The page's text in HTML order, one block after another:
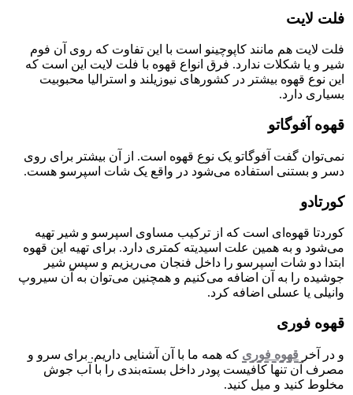
فلت لایت
فلت لایت هم مانند کاپوچینو است با این تفاوت که روی آن فوم
شیر و یا شکلات ندارد. فرق انواع قهوه با فلت لایت این است که
این نوع قهوه بیشتر در کشورهای نیوزیلند و استرالیا محبوبیت
بسیاری دارد.
قهوه آفوگاتو
نمی‌توان گفت آفوگاتو یک نوع قهوه است. از آن بیشتر برای روی
دسر و بستنی استفاده می‌شود در واقع یک شات اسپرسو هست.
کورتادو
کوردتا قهوه‌ای است که از ترکیب مساوی اسپرسو و شیر تهیه
می‌شود و به همین علت اسیدیته کمتری دارد. برای تهیه این قهوه
ابتدا دو شات اسپرسو را داخل فنجان می‌ریزیم و سپس شیر
جوشیده را به آن اضافه می‌کنیم و همچنین می‌توان به آن سیروپ
وانیلی یا عسلی اضافه کرد.
قهوه فوری
و در آخر قهوه فوری که همه ما با آن آشنایی داریم. برای سرو و
مصرف آن تنها کافیست پودر داخل بسته‌بندی را با آب جوش
مخلوط کنید و میل کنید.